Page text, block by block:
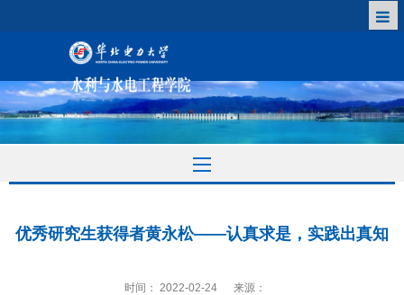
优秀研究生获得者黄永松——认真求是，实践出真知
时间： 2022-02-24 来源：